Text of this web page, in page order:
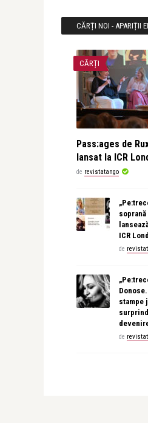
CĂRȚI NOI - APARIȚII
CĂRȚI
Pass:ages de
lansat la ICR
de revistatango
soprană
ICR
de
stampe
de